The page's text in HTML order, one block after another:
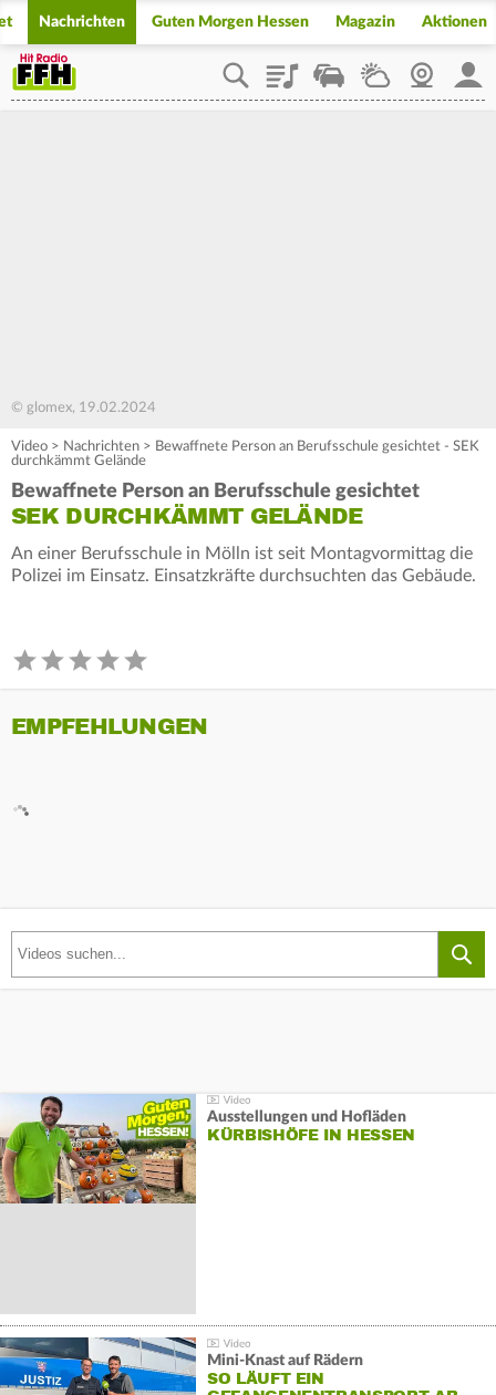
Nachrichten Guten Morgen Hessen Magazin Aktionen
PlaylistStaupilotWetterWebcam
© glomex, 19.02.2024
Video > Nachrichten > Bewaffnete Person an Berufsschule gesichtet - SEK
durchkämmt Gelände
Bewaffnete Person an Berufsschule gesichtet
SEK DURCHKÄMMT GELÄNDE
An einer Berufsschule in Mölln ist seit Montagvormittag die
Polizei im Einsatz. Einsatzkräfte durchsuchten das Gebäude.
EMPFEHLUNGEN
Ausstellungen und Hofläden
KÜRBISHÖFE IN HESSEN
Mini-Knast auf Rädern
SO LÄUFT EIN